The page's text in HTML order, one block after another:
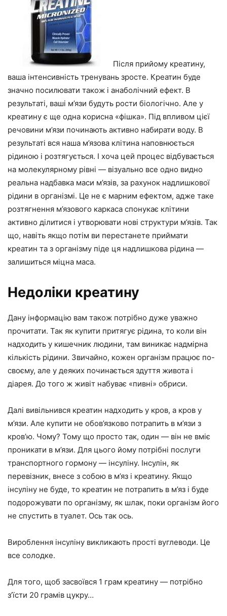
Після прийому креатину,
ваша інтенсивність тренувань зросте. Креатин буде
значно посилювати також і анаболічний ефект. В
результаті, ваші м’язи будуть рости біологічно. Але у
креатину є ще одна корисна «фішка». Під впливом цієї
речовини м’язи починають активно набирати воду. В
результаті вся наша м’язова клітина наповнюється
рідиною і розтягується. І хоча цей процес відбувається
на молекулярному рівні — візуально все одно видно
реальна надбавка маси м’язів, за рахунок надлишкової
рідини в організмі. Це не є марним ефектом, адже таке
розтягнення м’язового каркаса спонукає клітини
активно ділитися і утворювати нові структури м’язів. Так
що, навіть якщо потім ви перестанете приймати
креатин та з організму піде ця надлишкова рідина —
залишиться міцна маса.
Недоліки креатину
Дану інформацію вам також потрібно дуже уважно
прочитати. Так як купити притягує рідина, то коли він
надходить у кишечник людини, там виникає надмірна
кількість рідини. Звичайно, кожен організм працює по-
своєму, але у деяких починається здуття живота і
діарея. До того ж живіт набуває «пивні» обриси.
Далі вивільнився креатин надходить у кров, а кров у
м’язи. Але купити не обов’язково потрапить в м’язи з
кров’ю. Чому? Тому що просто так, один — він не вміє
проникати в м’язи. Для цього йому потрібні послуги
транспортного гормону — інсуліну. Інсулін, як
перевізник, внесе з собою в м’яз і креатину. Якщо
інсуліну не буде, то креатин не потрапить в м’яз і буде
подорожувати по організму, як шлак, поки організм його
не спустить в туалет. Ось так ось.
Вироблення інсуліну викликають прості вуглеводи. Це
все солодке.
Для того, щоб засвоївся 1 грам креатину — потрібно
з’їсти 20 грамів цукру…